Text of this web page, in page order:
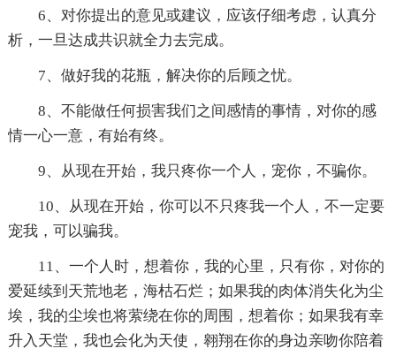
6、对你提出的意见或建议，应该仔细考虑，认真分
析，一旦达成共识就全力去完成。
7、做好我的花瓶，解决你的后顾之忧。
8、不能做任何损害我们之间感情的事情，对你的感
情一心一意，有始有终。
9、从现在开始，我只疼你一个人，宠你，不骗你。
10、从现在开始，你可以不只疼我一个人，不一定要
宠我，可以骗我。
11、一个人时，想着你，我的心里，只有你，对你的
爱延续到天荒地老，海枯石烂；如果我的肉体消失化为尘
埃，我的尘埃也将萦绕在你的周围，想着你；如果我有幸
升入天堂，我也会化为天使，翱翔在你的身边亲吻你陪着